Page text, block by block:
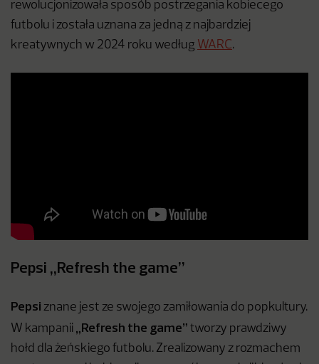
rewolucjonizowała sposób postrzegania kobiecego
futbolu i została uznana za jedną z najbardziej
kreatywnych w 2024 roku według WARC.
Pepsi „Refresh the game”
Pepsi znane jest ze swojego zamiłowania do popkultury.
W kampanii „Refresh the game” tworzy prawdziwy
hołd dla żeńskiego futbolu. Zrealizowany z rozmachem